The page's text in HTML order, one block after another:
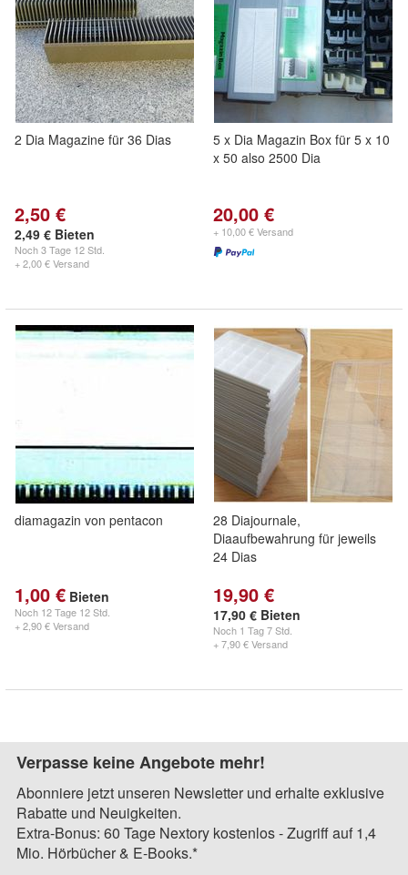
2 Dia Magazine für 36 Dias
2,50 €
2,49 € Bieten
Noch3 Tage 12 Std.
+ 2,00 € Versand
5 x Dia Magazin Box für 5 x 10
x 50 also 2500 Dia
20,00 €
+ 10,00 € Versand
diamagazin von pentacon
1,00 € Bieten
Noch 12 Tage 12 Std.
+ 2,90 € Versand
28 Diajournale,
Diaaufbewahrung für jeweils
24 Dias
19,90 €
17,90 € Bieten
Noch 1 Tag 7 Std.
+ 7,90 € Versand
Verpasse keine Angebote mehr!
Abonniere jetzt unseren Newsletter und erhalte exklusive
Rabatte und Neuigkeiten.
Extra-Bonus: 60 Tage Nextory kostenlos - Zugriff auf 1,4
Mio. Hörbücher & E-Books.*